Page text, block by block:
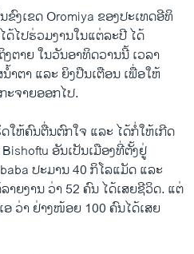
ງເຂດ Oromiya ຂອງປະເທດອີທິ
ໄປຮ່ວມງານໃນແຕ່ລະປີ ໄດ້
ຕາຍ ໃນວັນອາທິດວານນີ້ ເວລາ
ຕາ ແລະ ຍິງປືນເຕືອນ ເພື່ອໃຫ້
ະຈາຍອອກໄປ.
ໃຫ້ຄົນຕື່ນຕົກໃຈ ແລະ ໄດ້ກໍ່ໃຫ້ເກີດ
ອັນເປັນເມືອງທີ່ຕັ້ງຢູ່
ປະມານ 40 ກິໂລແມັດ ແລະ
ຍງານ ວ່າ 52 ຄົນ ໄດ້ເສຍຊີວິດ. ແຕ່
ວ່າ ຢ່າງໜ້ອຍ 100 ຄົນໄດ້ເສຍ